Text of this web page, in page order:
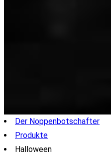
Der Noppenbotschafter
Produkte
Halloween